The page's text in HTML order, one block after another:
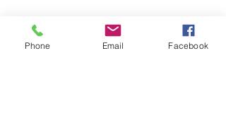
＜ご予約・お問い合わせ＞
Phone Email Facebook